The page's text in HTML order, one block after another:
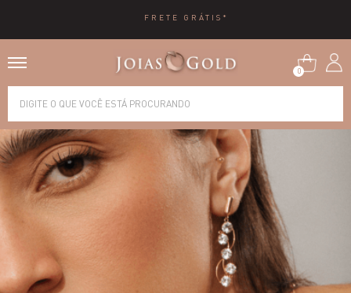
10X SEM JUROS
0
Alianças
Anéis
Brincos
Correntes